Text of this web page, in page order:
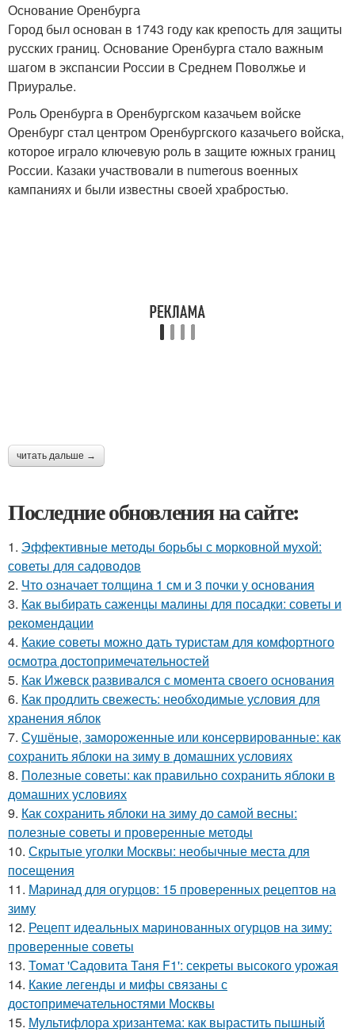
Основание Оренбурга
Город был основан в 1743 году как крепость для защиты
русских границ. Основание Оренбурга стало важным
шагом в экспансии России в Среднем Поволжье и
Приуралье.
Роль Оренбурга в Оренбургском казачьем войске
Оренбург стал центром Оренбургского казачьего войска,
которое играло ключевую роль в защите южных границ
России. Казаки участвовали в numerous военных
кампаниях и были известны своей храбростью.
читать дальше →
Последние обновления на сайте:
1. Эффективные методы борьбы с морковной мухой:
советы для садоводов
2. Что означает толщина 1 см и 3 почки у основания
3. Как выбирать саженцы малины для посадки: советы и
рекомендации
4. Какие советы можно дать туристам для комфортного
осмотра достопримечательностей
5. Как Ижевск развивался с момента своего основания
6. Как продлить свежесть: необходимые условия для
хранения яблок
7. Сушёные, замороженные или консервированные: как
сохранить яблоки на зиму в домашних условиях
8. Полезные советы: как правильно сохранить яблоки в
домашних условиях
9. Как сохранить яблоки на зиму до самой весны:
полезные советы и проверенные методы
10. Скрытые уголки Москвы: необычные места для
посещения
11. Маринад для огурцов: 15 проверенных рецептов на
зиму
12. Рецепт идеальных маринованных огурцов на зиму:
проверенные советы
13. Томат 'Садовита Таня F1': секреты высокого урожая
14. Какие легенды и мифы связаны с
достопримечательностями Москвы
15. Мультифлора хризантема: как вырастить пышный